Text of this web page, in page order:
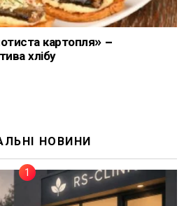
картопля» –
хлібу
НОВИНИ